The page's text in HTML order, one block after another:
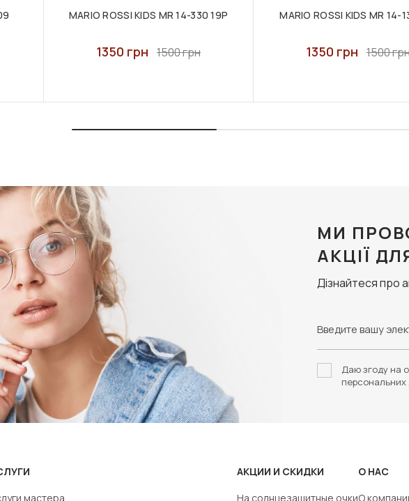
MARIO ROSSI KIDS MR 14-330 19P
1350 грн 1500 грн
MARIO ROSSI KIDS MR 14-
1350 грн 1500
МИ
АКЦІЇ
Дізнайтеся про
Даю згоду на
мастера
АКЦИИ И СКИДКИ
На солнцезащитные очки
О НАС
О